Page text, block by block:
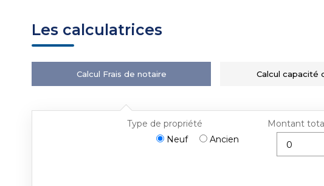
Les calculatrices
Calcul Frais de notaire Calcul capacité